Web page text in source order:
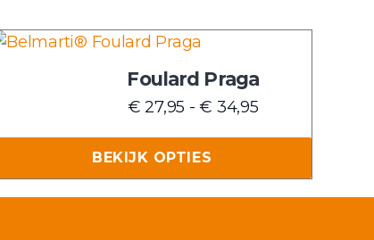
Foulard Praga
€ 27,95 - € 34,95Prijsklasse:
€ 34,95
BEKIJK OPTIES